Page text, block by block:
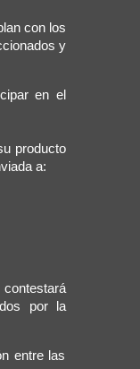
con los
y
en el
producto
a:
por la
entre las